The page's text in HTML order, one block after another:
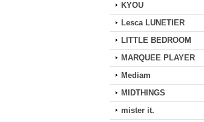
KYOU
Lesca LUNETIER
LITTLE BEDROOM
MARQUEE PLAYER
Mediam
MIDTHINGS
mister it.